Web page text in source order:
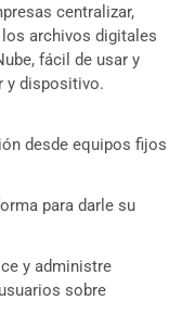
centralizar,
archivos digitales
fácil de usar y
y dispositivo.
desde equipos fijos
para darle su
y administre
sobre